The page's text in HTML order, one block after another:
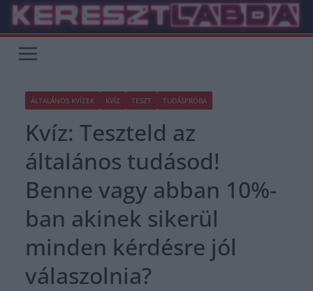
Skip
content
ÁLTALÁNOS KVÍZEK KVÍZ TESZT TUDÁSPRÓBA
Kvíz: Teszteld az
általános tudásod!
Benne vagy abban 10%-
ban akinek sikerül
minden kérdésre jól
válaszolnia?